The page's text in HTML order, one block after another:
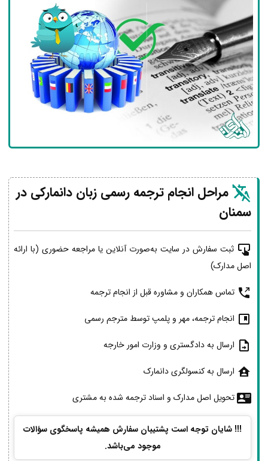
مراحل انجام ترجمه رسمی زبان دانمارکی در
سمنان
ثبت سفارش در سایت به‌صورت آنلاین یا مراجعه حضوری (با ارائه
اصل مدارک)
تماس همکاران و مشاوره قبل از انجام ترجمه
انجام ترجمه، مهر و پلمپ توسط مترجم رسمی
ارسال به دادگستری و وزارت امور خارجه
ارسال به کنسولگری دانمارک
تحویل اصل مدارک و اسناد ترجمه شده به مشتری
!!! شایان توجه است پشتیبان سفارش همیشه پاسخگوی سؤالات
موجود می‌باشد.